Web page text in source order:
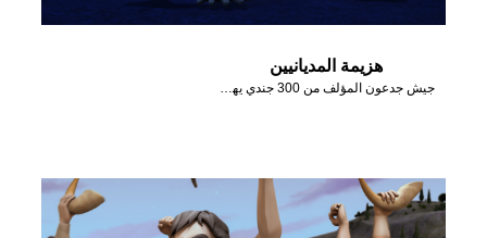
هزيمة المديانيين
جيش جدعون المؤلف من 300 جندي يهزم المديانيين بمساعدة الله.